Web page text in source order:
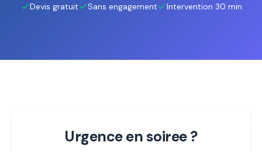
Devis gratuit Sans engagement Intervention 30 min
Urgence en soiree ?